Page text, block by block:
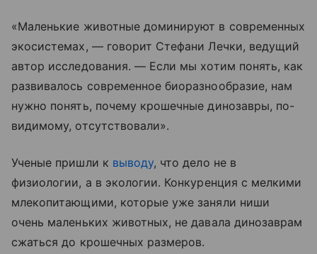
«Маленькие животные доминируют в современных
экосистемах, — говорит Стефани Лечки, ведущий
автор исследования. — Если мы хотим понять, как
развивалось современное биоразнообразие, нам
нужно понять, почему крошечные динозавры, по-
видимому, отсутствовали».
Ученые пришли к выводу, что дело не в
физиологии, а в экологии. Конкуренция с мелкими
млекопитающими, которые уже заняли ниши
очень маленьких животных, не давала динозаврам
сжаться до крошечных размеров.